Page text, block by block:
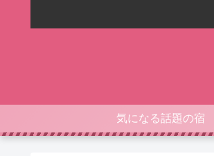
気になる話題の宿